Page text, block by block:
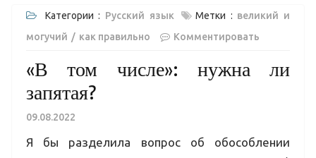
Категории : Русский язык Метки : великий и
могучий
как правильно Комментировать
«В том числе»: нужна ли
запятая?
09.08.2022
Я бы разделила вопрос об обособлении